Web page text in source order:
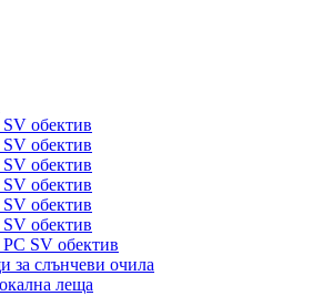
SV обектив
SV обектив
SV обектив
SV обектив
SV обектив
SV обектив
PC SV обектив
за слънчеви очила
леща